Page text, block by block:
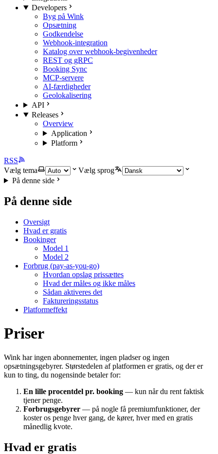
Developers
Byg på Wink
Opsætning
Godkendelse
Webhook-integration
Katalog over webhook-begivenheder
REST og gRPC
Booking Sync
MCP-servere
AI-færdigheder
Geolokalisering
API
Releases
Overview
Application
Platform
RSS
Vælg tema
Vælg sprog
På denne side
På denne side
Oversigt
Hvad er gratis
Bookinger
Model 1
Model 2
Forbrug (pay-as-you-go)
Hvordan opslag prissættes
Hvad der måles og ikke måles
Sådan aktiveres det
Faktureringsstatus
Platformeffekt
Priser
Wink har ingen abonnementer, ingen pladser og ingen
opsætningsgebyrer. Størstedelen af platformen er gratis, og der er
kun to ting, du nogensinde betaler for:
En lille procentdel pr. booking — kun når du rent faktisk
tjener penge.
Forbrugsgebyrer — på nogle få premiumfunktioner, der
koster os penge hver gang, de kører, hver med en gratis
månedlig kvote.
Hvad er gratis